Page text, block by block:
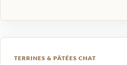
TERRINES & PÂTÉES CHAT